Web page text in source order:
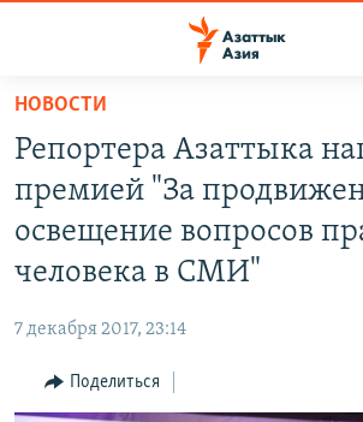
Вернуться
основному
содержанию
Вернутся
главной
Вернутся
поиску
КАЗАХСТАН
НОВОСТИ
ВОЙНА В УКРАИНЕ
НА ДРУГИХ ЯЗЫКАХ
КЫРГЫЗЧА
ЎЗБЕКЧА
ПОДПИШИТЕСЬ НА НАС В СОЦСЕТЯХ
НОВОСТИ
Репортера Азаттыка
премией "За
освещение вопросов
человека в СМИ"
7 декабря 2017, 23:14
Поделиться